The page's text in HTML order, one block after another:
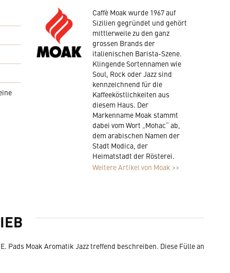
Caffè Moak wurde 1967 auf
Sizilien gegründet und gehört
mittlerweile zu den ganz
grossen Brands der
italienischen Barista-Szene.
Klingende Sortennamen wie
Soul, Rock oder Jazz sind
kennzeichnend für die
Kaffeeköstlichkeiten aus
diesem Haus. Der
Markenname Moak stammt
dabei vom Wort „Mohac“ ab,
dem arabischen Namen der
Stadt Modica, der
Heimatstadt der Rösterei.
Weitere Artikel von Moak >>
Pads Moak Aromatik Jazz treffend beschreiben. Diese Fülle an